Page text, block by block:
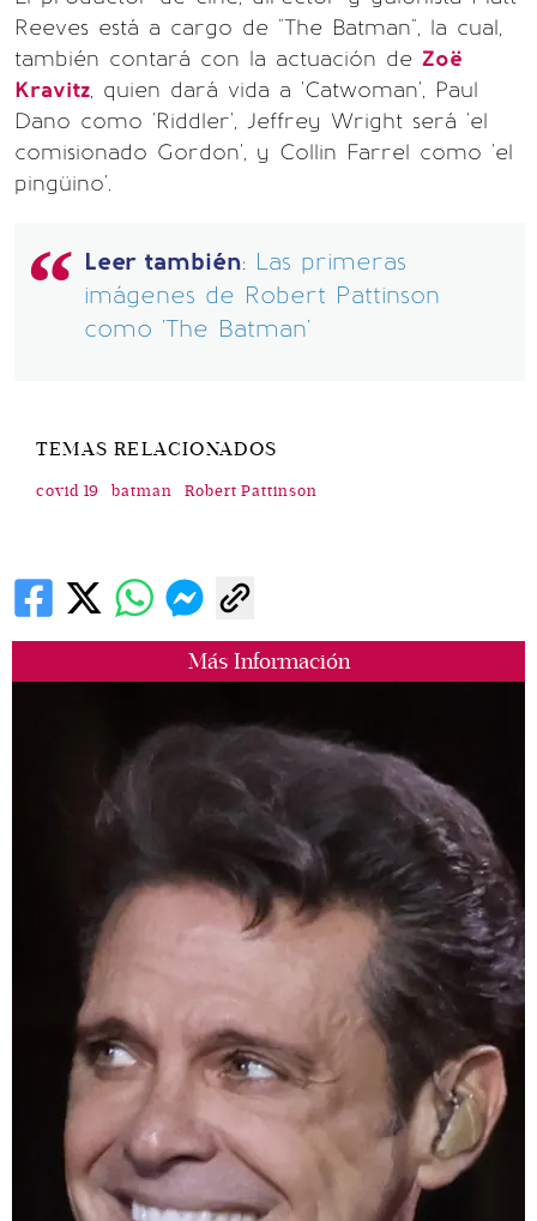
Más Información
Reeves está a cargo de "The Batman", la cual,
también contará con la actuación de Zoë
Kravitz, quien dará vida a 'Catwoman', Paul
Dano como 'Riddler', Jeffrey Wright será 'el
comisionado Gordon', y Collin Farrel como 'el
pingüino'.
Leer también: Las primeras
imágenes de Robert Pattinson
como 'The Batman'
TEMAS RELACIONADOS
covid 19 batman Robert Pattinson